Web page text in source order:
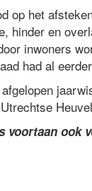
op het
hinder en
inwoners
had al
voortaan ook